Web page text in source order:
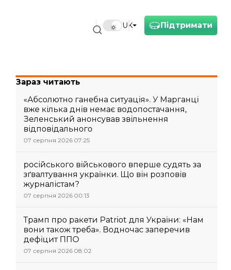
Підтримати
UK
Зараз читають
«Абсолютно ганебна ситуація». У Марганці
вже кілька днів немає водопостачання,
Зеленський анонсував звільнення
відповідального
07 серпня 2026 07:25
російського військового вперше судять за
зґвалтування українки. Що він розповів
журналістам?
07 серпня 2026 00:13
Трамп про ракети Patriot для України: «Нам
вони також треба». Водночас заперечив
дефіцит ППО
07 серпня 2026 08:02